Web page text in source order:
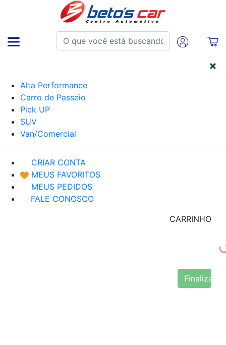
Alta Performance
Carro de Passeio
Pick UP
SUV
Van/Comercial
CRIAR CONTA
MEUS FAVORITOS
MEUS PEDIDOS
FALE CONOSCO
CARRINHO
Finalizar